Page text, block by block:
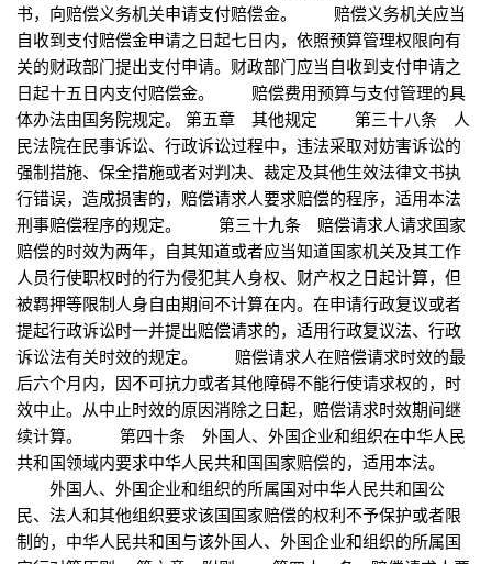
书，向赔偿义务机关申请支付赔偿金。 赔偿义务机关应当
自收到支付赔偿金申请之日起七日内，依照预算管理权限向有
关的财政部门提出支付申请。财政部门应当自收到支付申请之
日起十五日内支付赔偿金。 赔偿费用预算与支付管理的具
体办法由国务院规定。 第五章 其他规定 第三十八条 人
民法院在民事诉讼、行政诉讼过程中，违法采取对妨害诉讼的
强制措施、保全措施或者对判决、裁定及其他生效法律文书执
行错误，造成损害的，赔偿请求人要求赔偿的程序，适用本法
刑事赔偿程序的规定。 第三十九条 赔偿请求人请求国家
赔偿的时效为两年，自其知道或者应当知道国家机关及其工作
人员行使职权时的行为侵犯其人身权、财产权之日起计算，但
被羁押等限制人身自由期间不计算在内。在申请行政复议或者
提起行政诉讼时一并提出赔偿请求的，适用行政复议法、行政
诉讼法有关时效的规定。 赔偿请求人在赔偿请求时效的最
后六个月内，因不可抗力或者其他障碍不能行使请求权的，时
效中止。从中止时效的原因消除之日起，赔偿请求时效期间继
续计算。 第四十条 外国人、外国企业和组织在中华人民
共和国领域内要求中华人民共和国国家赔偿的，适用本法。
外国人、外国企业和组织的所属国对中华人民共和国公
民、法人和其他组织要求该国国家赔偿的权利不予保护或者限
制的，中华人民共和国与该外国人、外国企业和组织的所属国